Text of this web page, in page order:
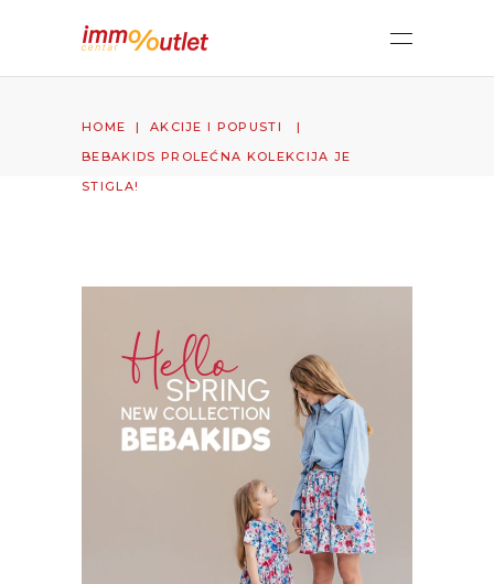
HOME | AKCIJE I POPUSTI
|
BEBAKIDS PROLEĆNA KOLEKCIJA JE
STIGLA!